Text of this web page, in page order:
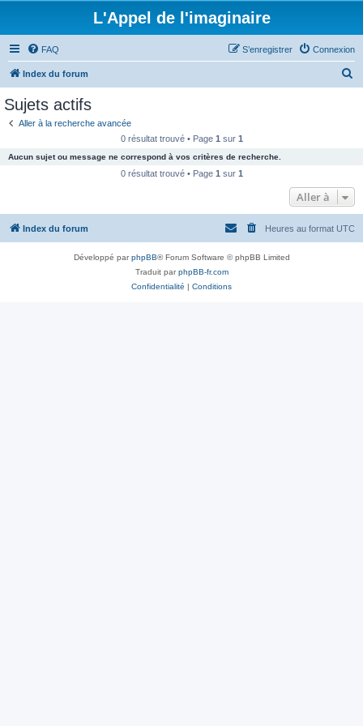
L'Appel de l'imaginaire
FAQ Connexion
S’enregistrer
Index du forum
c
e
Sujets actifs
Aller à la recherche avancée
0 résultat trouvé • Page 1 sur 1
Aucun sujet ou message ne correspond à vos critères de recherche.
0 résultat trouvé • Page 1 sur 1
Aller à
Index du forum Heures au format UTC
Développé parphpBB® Forum Software © phpBB Limited
Traduit parphpBB-fr.com
Confidentialité | Conditions